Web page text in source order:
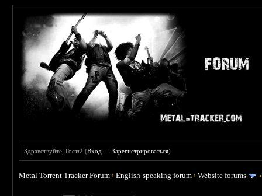
Здравствуйте, Гость! (Вход —Зарегистрироваться)
Metal Torrent Tracker Forum ›English-speaking forum ›Website forums